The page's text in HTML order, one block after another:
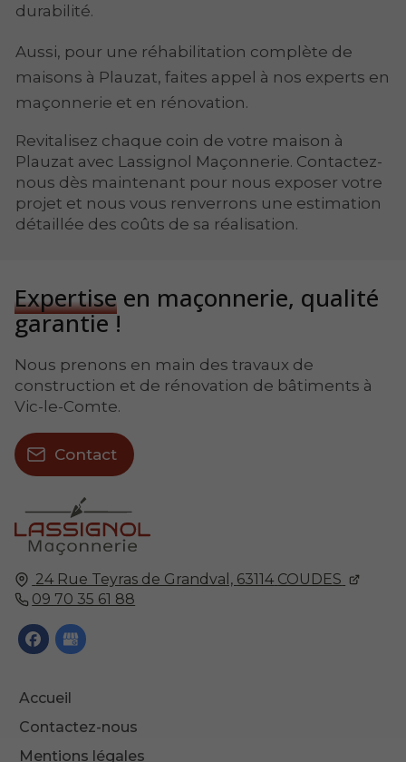
durabilité.
Aussi, pour une réhabilitation complète de
maisons à Plauzat, faites appel à nos experts en
maçonnerie et en rénovation.
Revitalisez chaque coin de votre maison à
Plauzat avec Lassignol Maçonnerie. Contactez-
nous dès maintenant pour nous exposer votre
projet et nous vous renverrons une estimation
détaillée des coûts de sa réalisation.
24 Rue Teyras de Grandval, 63114 COUDES
09 70 35 61 88
Accueil
Contactez-nous
Mentions légales
Expertise en maçonnerie, qualité
garantie !
Nous prenons en main des travaux de
construction et de rénovation de bâtiments à
Vic-le-Comte.
Contact